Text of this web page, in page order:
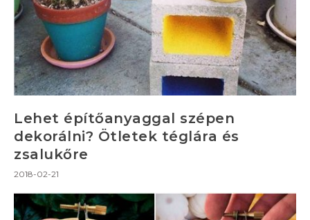
Lehet építőanyaggal szépen
dekorálni? Ötletek téglára és
zsalukőre
2018-02-21